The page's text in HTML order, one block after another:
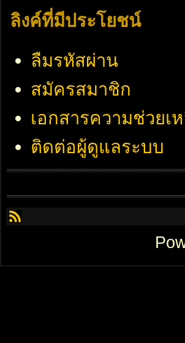
ลิงค์ที่มีประโยชน์
ลืมรหัสผ่าน
สมัครสมาชิก
เอกสารความช่วยเ
ติดต่อผู้ดูแลระบบ